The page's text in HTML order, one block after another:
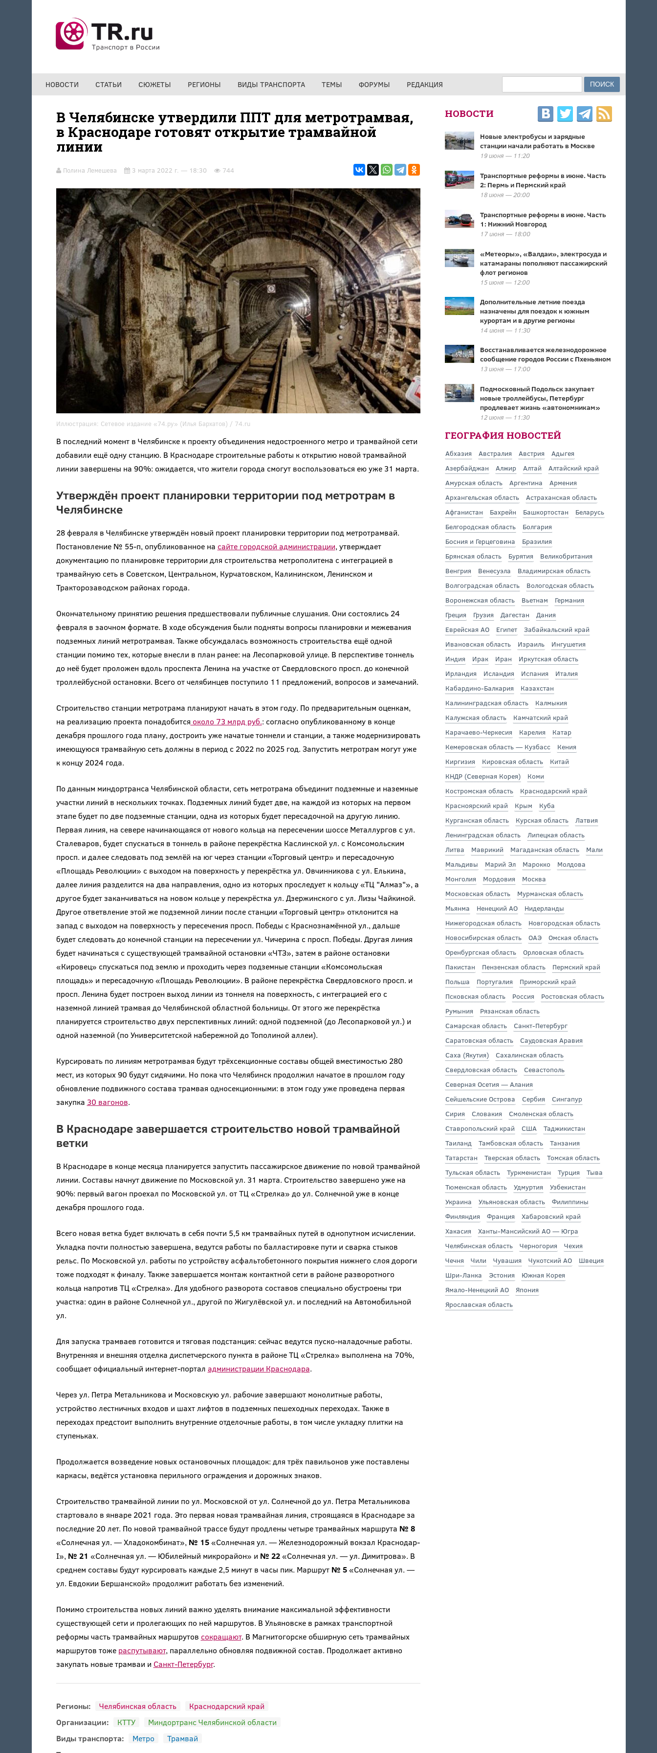
НОВОСТИ СТАТЬИ СЮЖЕТЫ РЕГИОНЫ ВИДЫ ТРАНСПОРТА ТЕМЫ ФОРУМЫ РЕДАКЦИЯ ФОРМА ПОИСКА
В Челябинске утвердили ППТ для метротрамвая,
в Краснодаре готовят открытие трамвайной
линии
Полина Лемешева 3 марта 2022 г. — 18:30 744
Иллюстрация: Сетевое издание «74.ру» (Илья Бархатов) / 74.ru
В последний момент в Челябинске к проекту объединения недостроенного метро и трамвайной сети
добавили ещё одну станцию. В Краснодаре строительные работы к открытию новой трамвайной
линии завершены на 90%: ожидается, что жители города смогут воспользоваться ею уже 31 марта.
Утверждён проект планировки территории под метротрам в
Челябинске
28 февраля в Челябинске утверждён новый проект планировки территории под метротрамвай.
Постановление № 55-п, опубликованное на сайте городской администрации, утверждает
документацию по планировке территории для строительства метрополитена с интеграцией в
трамвайную сеть в Советском, Центральном, Курчатовском, Калининском, Ленинском и
Тракторозаводском районах города.
Окончательному принятию решения предшествовали публичные слушания. Они состоялись 24
февраля в заочном формате. В ходе обсуждения были подняты вопросы планировки и межевания
подземных линий метротрамвая. Также обсуждалась возможность строительства ещё одной
станции помимо тех, которые внесли в план ранее: на Лесопарковой улице. В перспективе тоннель
до неё будет проложен вдоль проспекта Ленина на участке от Свердловского просп. до конечной
троллейбусной остановки. Всего от челябинцев поступило 11 предложений, вопросов и замечаний.
Строительство станции метротрама планируют начать в этом году. По предварительным оценкам,
на реализацию проекта понадобится около 73 млрд руб.: согласно опубликованному в конце
декабря прошлого года плану, достроить уже начатые тоннели и станции, а также модернизировать
имеющуюся трамвайную сеть должны в период с 2022 по 2025 год. Запустить метротрам могут уже
к концу 2024 года.
По данным миндортранса Челябинской области, сеть метротрама объединит подземные и наземные
участки линий в нескольких точках. Подземных линий будет две, на каждой из которых на первом
этапе будет по две подземные станции, одна из которых будет пересадочной на другую линию.
Первая линия, на севере начинающаяся от нового кольца на пересечении шоссе Металлургов с ул.
Сталеваров, будет спускаться в тоннель в районе перекрёстка Каслинской ул. с Комсомольским
просп. и далее следовать под землёй на юг через станции «Торговый центр» и пересадочную
«Площадь Революции» с выходом на поверхность у перекрёстка ул. Овчинникова с ул. Елькина,
далее линия разделится на два направления, одно из которых проследует к кольцу «ТЦ "Алмаз"», а
другое будет заканчиваться на новом кольце у перекрёстка ул. Дзержинского с ул. Лизы Чайкиной.
Другое ответвление этой же подземной линии после станции «Торговый центр» отклонится на
запад с выходом на поверхность у пересечения просп. Победы с Краснознамённой ул., дальше
будет следовать до конечной станции на пересечении ул. Чичерина с просп. Победы. Другая линия
будет начинаться с существующей трамвайной остановки «ЧТЗ», затем в районе остановки
«Кировец» спускаться под землю и проходить через подземные станции «Комсомольская
площадь» и пересадочную «Площадь Революции». В районе перекрёстка Свердловского просп. и
просп. Ленина будет построен выход линии из тоннеля на поверхность, с интеграцией его с
наземной линией трамвая до Челябинской областной больницы. От этого же перекрёстка
планируется строительство двух перспективных линий: одной подземной (до Лесопарковой ул.) и
одной наземной (по Университетской набережной до Тополиной аллеи).
Курсировать по линиям метротрамвая будут трёхсекционные составы общей вместимостью 280
мест, из которых 90 будут сидячими. Но пока что Челябинск продолжил начатое в прошлом году
обновление подвижного состава трамвая односекционными: в этом году уже проведена первая
закупка 30 вагонов.
В Краснодаре завершается строительство новой трамвайной
ветки
В Краснодаре в конце месяца планируется запустить пассажирское движение по новой трамвайной
линии. Составы начнут движение по Московской ул. 31 марта. Строительство завершено уже на
90%: первый вагон проехал по Московской ул. от ТЦ «Стрелка» до ул. Солнечной уже в конце
декабря прошлого года.
Всего новая ветка будет включать в себя почти 5,5 км трамвайных путей в однопутном исчислении.
Укладка почти полностью завершена, ведутся работы по балластировке пути и сварка стыков
рельс. По Московской ул. работы по устройству асфальтобетонного покрытия нижнего слоя дороги
тоже подходят к финалу. Также завершается монтаж контактной сети в районе разворотного
кольца напротив ТЦ «Стрелка». Для удобного разворота составов специально обустроены три
участка: один в районе Солнечной ул., другой по Жигулёвской ул. и последний на Автомобильной
ул.
Для запуска трамваев готовится и тяговая подстанция: сейчас ведутся пуско-наладочные работы.
Внутренняя и внешняя отделка диспетчерского пункта в районе ТЦ «Стрелка» выполнена на 70%,
сообщает официальный интернет-портал администрации Краснодара.
Через ул. Петра Метальникова и Московскую ул. рабочие завершают монолитные работы,
устройство лестничных входов и шахт лифтов в подземных пешеходных переходах. Также в
переходах предстоит выполнить внутренние отделочные работы, в том числе укладку плитки на
ступеньках.
Продолжается возведение новых остановочных площадок: для трёх павильонов уже поставлены
каркасы, ведётся установка перильного ограждения и дорожных знаков.
Строительство трамвайной линии по ул. Московской от ул. Солнечной до ул. Петра Метальникова
стартовало в январе 2021 года. Это первая новая трамвайная линия, строящаяся в Краснодаре за
последние 20 лет. По новой трамвайной трассе будут продлены четыре трамвайных маршрута № 8
«Солнечная ул. — Хладокомбинат», № 15«Солнечная ул. — Железнодорожный вокзал Краснодар-
I», № 21 «Солнечная ул. — Юбилейный микрорайон» и № 22«Солнечная ул. — ул. Димитрова». В
среднем составы будут курсировать каждые 2,5 минут в часы пик. Маршрут № 5«Солнечная ул. —
ул. Евдокии Бершанской» продолжит работать без изменений.
Помимо строительства новых линий важно уделять внимание максимальной эффективности
существующей сети и пролегающих по ней маршрутов. В Ульяновске в рамках транспортной
реформы часть трамвайных маршрутов сокращают. В Магнитогорске обширную сеть трамвайных
маршрутов тоже распутывают, параллельно обновляя подвижной состав. Продолжает активно
закупать новые трамваи и Санкт-Петербург.
Регионы: Челябинская область
Краснодарский край
Организации:
КТТУ
Миндортранс Челябинской области
Виды транспорта:
Метро
Трамвай
НОВОСТИ
Новые электробусы и зарядные
станции начали работать в Москве
19 июня — 11:20
Транспортные реформы в июне. Часть
2: Пермь и Пермский край
18 июня — 20:00
Транспортные реформы в июне. Часть
1: Нижний Новгород
17 июня — 18:00
«Метеоры», «Валдаи», электросуда и
катамараны пополняют пассажирский
флот регионов
15 июня — 12:00
Дополнительные летние поезда
назначены для поездок к южным
курортам и в другие регионы
14 июня — 11:30
Восстанавливается железнодорожное
сообщение городов России с Пхеньяном
13 июня — 17:00
Подмосковный Подольск закупает
новые троллейбусы, Петербург
продлевает жизнь «автономникам»
12 июня — 11:30
ГЕОГРАФИЯ НОВОСТЕЙ
Абхазия Австралия Австрия
Адыгея
Азербайджан
Алжир Алтай
Алтайский край
Амурская область
Аргентина
Армения
Архангельская область
Астраханская область
Афганистан
Бахрейн Башкортостан
Беларусь
Белгородская область
Болгария
Босния и Герцеговина
Бразилия
Брянская область
Бурятия
Великобритания
Венгрия
Венесуэла
Владимирская область
Волгоградская область
Вологодская область
Воронежская область
Вьетнам
Германия
Греция
Грузия Дагестан
Дания
Еврейская АО
Египет
Забайкальский край
Ивановская область
Израиль
Ингушетия
Индия
Ирак Иран
Иркутская область
Ирландия
Исландия Испания
Италия
Кабардино-Балкария
Казахстан
Калининградская область
Калмыкия
Калужская область
Камчатский край
Карачаево-Черкесия
Карелия
Катар
Кемеровская область — Кузбасс
Кения
Киргизия
Кировская область
Китай
КНДР (Северная Корея)
Коми
Костромская область
Краснодарский край
Красноярский край
Крым
Куба
Курганская область
Курская область
Латвия
Ленинградская область
Липецкая область
Литва
Маврикий Магаданская область
Мали
Мальдивы
Марий Эл Марокко
Молдова
Монголия
Мордовия
Москва
Московская область
Мурманская область
Мьянма
Ненецкий АО
Нидерланды
Нижегородская область
Новгородская область
Новосибирская область
ОАЭ
Омская область
Оренбургская область
Орловская область
Пакистан
Пензенская область
Пермский край
Польша
Португалия
Приморский край
Псковская область
Россия
Ростовская область
Румыния
Рязанская область
Самарская область
Санкт-Петербург
Саратовская область
Саудовская Аравия
Саха (Якутия)
Сахалинская область
Свердловская область
Севастополь
Северная Осетия — Алания
Сейшельские Острова
Сербия
Сингапур
Сирия
Словакия
Смоленская область
Ставропольский край
США
Таджикистан
Таиланд
Тамбовская область
Танзания
Татарстан
Тверская область
Томская область
Тульская область
Туркменистан Турция
Тыва
Тюменская область
Удмуртия
Узбекистан
Украина
Ульяновская область
Филиппины
Финляндия
Франция
Хабаровский край
Хакасия
Ханты-Мансийский АО — Югра
Челябинская область
Черногория
Чехия
Чечня
Чили Чувашия Чукотский АО
Швеция
Шри-Ланка
Эстония
Южная Корея
Ямало-Ненецкий АО
Япония
Ярославская область